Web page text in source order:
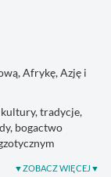
Afrykę, Azję i
tradycje,
bogactwo